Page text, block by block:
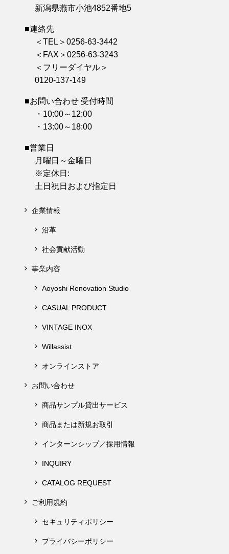
新潟県燕市小池4852番地5
■連絡先
＜TEL＞0256-63-3442
＜FAX＞0256-63-3243
＜フリーダイヤル＞
0120-137-149
■お問い合わせ 受付時間
・10:00～12:00
・13:00～18:00
■営業日
月曜日～金曜日
※定休日:
土日祝日および指定日
企業情報
沿革
社会貢献活動
事業内容
Aoyoshi Renovation Studio
CASUAL PRODUCT
VINTAGE INOX
Willassist
オンラインストア
お問い合わせ
商品サンプル貸出サービス
商品または新規お取引
インターンシップ／採用情報
INQUIRY
CATALOG REQUEST
ご利用規約
セキュリティポリシー
プライバシーポリシー